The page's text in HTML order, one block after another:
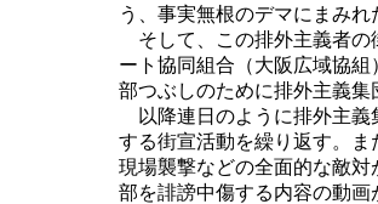
う、事実無根のデマにまみれ
そして、この排外主義者の
ート協同組合（大阪広域協
部つぶしのために排外主義
以降連日のように排外主義
する街宣活動を繰り返す。
現場襲撃などの全面的な敵
部を誹謗中傷する内容の動